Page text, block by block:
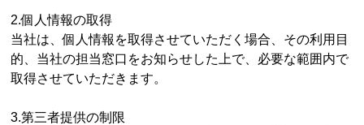
2.個人情報の取得
当社は、個人情報を取得させていただく場合、その利用目
的、当社の担当窓口をお知らせした上で、必要な範囲内で
取得させていただきます。
3.第三者提供の制限